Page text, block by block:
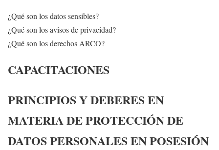
¿Qué son los datos sensibles?
¿Qué son los avisos de privacidad?
¿Qué son los derechos ARCO?
CAPACITACIONES
PRINCIPIOS Y DEBERES EN
MATERIA DE PROTECCIÓN DE
DATOS PERSONALES EN POSESIÓN